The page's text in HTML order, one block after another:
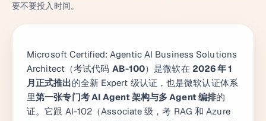
要不要投入时间。
Microsoft Certified: Agentic AI Business Solutions
Architect（考试代码 AB-100）是微软在 2026 年 1
月正式推出的全新 Expert 级认证，也是微软认证体系
里第一张专门考 AI Agent 架构与多 Agent 编排的
证。它跟 AI-102（Associate 级，考 RAG 和 Azure